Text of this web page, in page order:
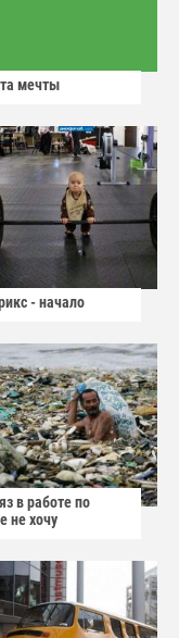
мечты
- начало
в работе по
не хочу